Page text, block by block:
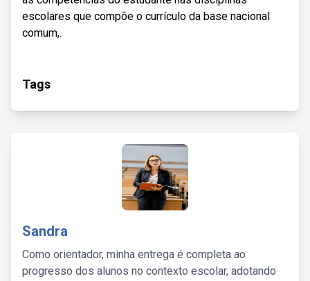
escolares que compõe o currículo da base nacional
comum,.
Tags
Sandra
Como orientador, minha entrega é completa ao
progresso dos alunos no contexto escolar, adotando